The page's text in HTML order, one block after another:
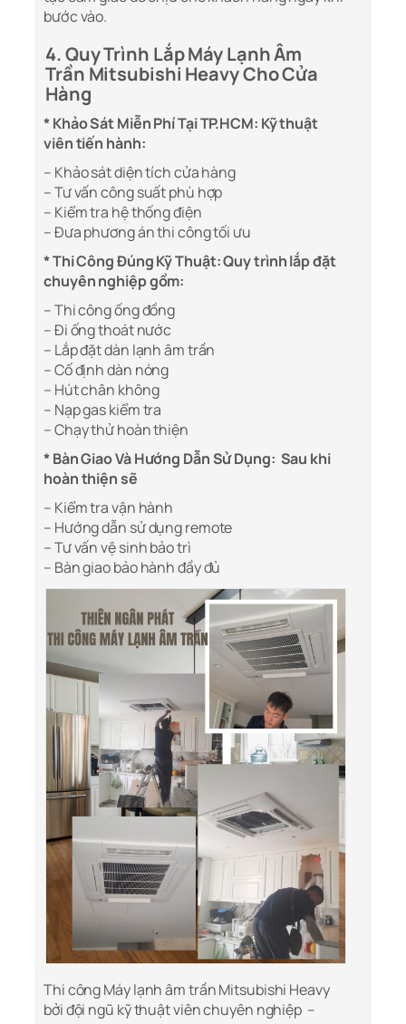
bước vào.
4. Quy Trình Lắp Máy Lạnh Âm
Trần Mitsubishi Heavy Cho Cửa
Hàng
* Khảo Sát Miễn Phí Tại TP.HCM: Kỹ thuật
viên tiến hành:
– Khảo sát diện tích cửa hàng
– Tư vấn công suất phù hợp
– Kiểm tra hệ thống điện
– Đưa phương án thi công tối ưu
* Thi Công Đúng Kỹ Thuật: Quy trình lắp đặt
chuyên nghiệp gồm:
– Thi công ống đồng
– Đi ống thoát nước
– Lắp đặt dàn lạnh âm trần
– Cố định dàn nóng
– Hút chân không
– Nạp gas kiểm tra
– Chạy thử hoàn thiện
* Bàn Giao Và Hướng Dẫn Sử Dụng: Sau khi
hoàn thiện sẽ
– Kiểm tra vận hành
– Hướng dẫn sử dụng remote
– Tư vấn vệ sinh bảo trì
– Bàn giao bảo hành đầy đủ
Thi công Máy lạnh âm trần Mitsubishi Heavy
bởi đội ngũ kỹ thuật viên chuyên nghiệp –